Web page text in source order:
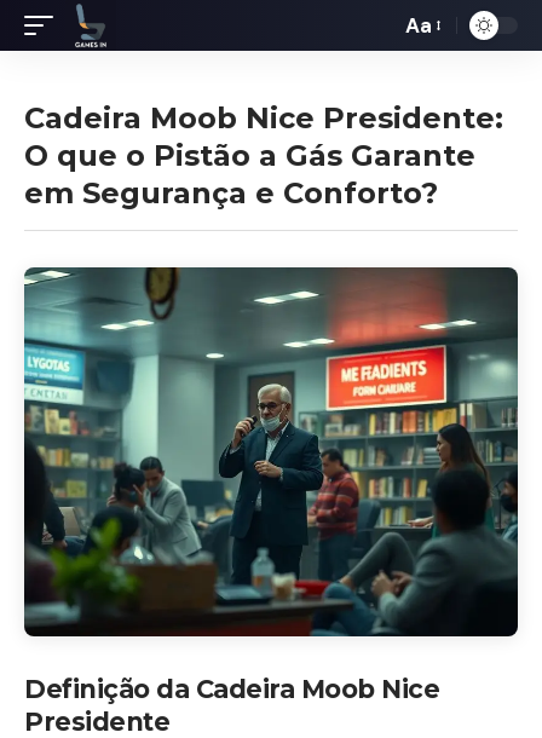
fontes
Aa
Cadeira Moob Nice Presidente:
O que o Pistão a Gás Garante
em Segurança e Conforto?
Definição da Cadeira Moob Nice
Presidente